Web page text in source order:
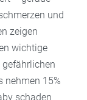
und
zeigen
wichtige
nehmen 15%
schaden